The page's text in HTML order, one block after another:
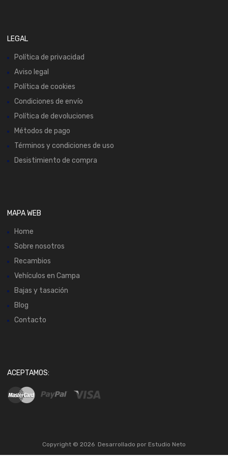
LEGAL
Política de privacidad
Aviso legal
Política de cookies
Condiciones de envío
Política de devoluciones
Métodos de pago
Términos y condiciones de uso
Desistimiento de compra
MAPA WEB
Home
Sobre nosotros
Recambios
Vehículos en Campa
Bajas y tasación
Blog
Contacto
ACEPTAMOS:
Copyright © 2026 Desarrollado por Estudio Neto